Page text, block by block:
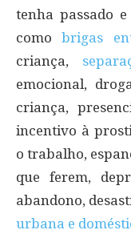
tenha passado
comobrigas
criança,
emocional,
criança,
incentivo à
o trabalho,
que ferem,
abandono,
urbana e